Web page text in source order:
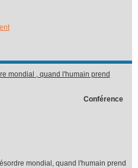
mondial , quand l'humain prend
Conférence
mondial, quand l'humain prend